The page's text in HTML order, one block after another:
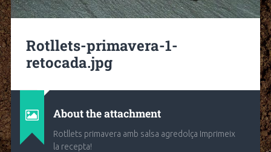
Rotllets-primavera-1-
retocada.jpg
About the attachment
Rotllets primavera amb salsa agredolça Imprimeix
la recepta!